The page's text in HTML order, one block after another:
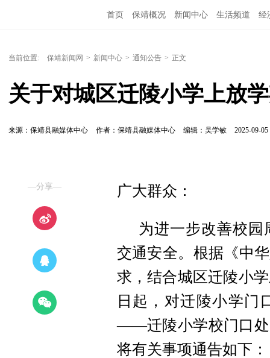
首页 保靖概况 新闻中心 生活频道 经
当前位置: 保靖新闻网 > 新闻中心 > 通知公告 > 正文
关于对城区迁陵小学上放
来源：保靖县融媒体中心 作者：保靖县融媒体中心 编辑：吴学敏 2025-09-05
—分享— 广大群众：
为进一步改善校
交通安全。根据《中
求，结合城区迁陵小
日起，对迁陵小学门
——迁陵小学校门口处
将有关事项通告如下：